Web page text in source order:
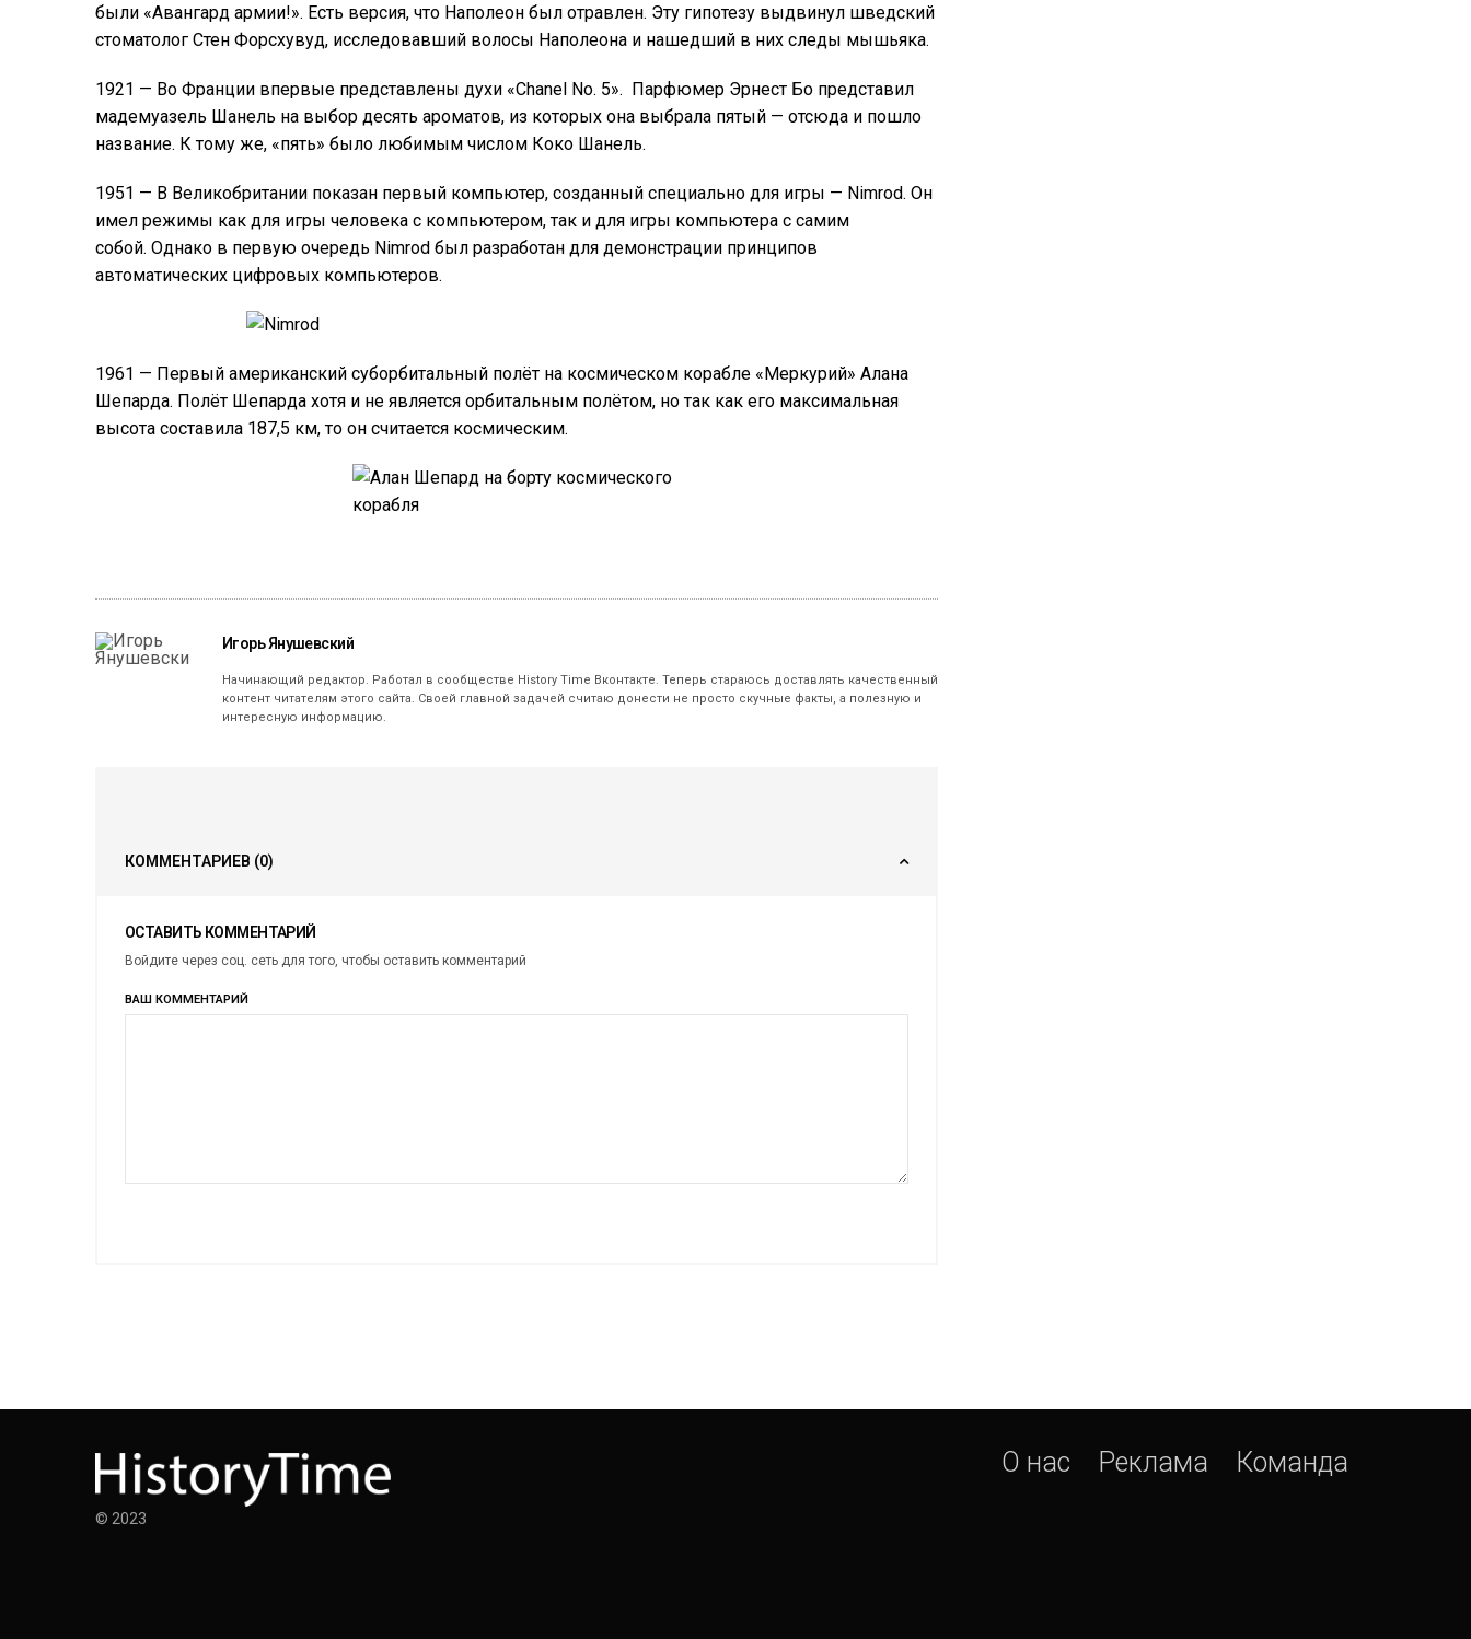
были «Авангард армии!». Есть версия, что Наполеон был отравлен. Эту гипотезу выдвинул шведский
стоматолог Стен Форсхувуд, исследовавший волосы Наполеона и нашедший в них следы мышьяка.
1921 — Во Франции впервые представлены духи «Chanel No. 5». Парфюмер Эрнест Бо представил
мадемуазель Шанель на выбор десять ароматов, из которых она выбрала пятый — отсюда и пошло
название. К тому же, «пять» было любимым числом Коко Шанель.
1951 — В Великобритании показан первый компьютер, созданный специально для игры — Nimrod. Он
имел режимы как для игры человека с компьютером, так и для игры компьютера с самим
собой. Однако в первую очередь Nimrod был разработан для демонстрации принципов
автоматических цифровых компьютеров.
1961 — Первый американский суборбитальный полёт на космическом корабле «Меркурий» Алана
Шепарда. Полёт Шепарда хотя и не является орбитальным полётом, но так как его максимальная
высота составила 187,5 км, то он считается космическим.
Игорь Янушевский
Начинающий редактор. Работал в сообществе History Time Вконтакте. Теперь стараюсь доставлять качественный
контент читателям этого сайта. Своей главной задачей считаю донести не просто скучные факты, а полезную и
интересную информацию.
КОММЕНТАРИЕВ (0)
ОСТАВИТЬ КОММЕНТАРИЙ
Войдите через соц. сеть для того, чтобы оставить комментарий
ВАШ КОММЕНТАРИЙ
© 2023
О нас Реклама Команда